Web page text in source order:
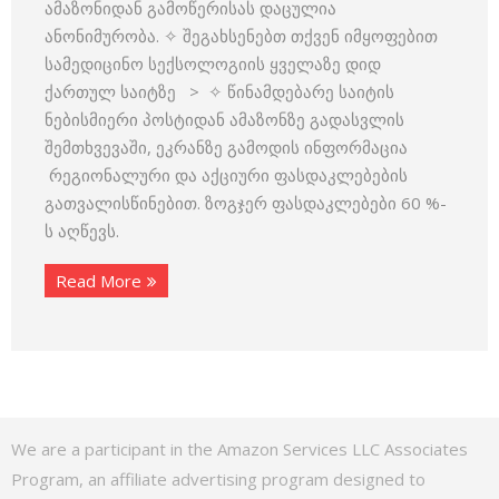
ამაზონიდან გამოწერისას დაცულია
ანონიმურობა. ✧ შეგახსენებთ თქვენ იმყოფებით
სამედიცინო სექსოლოგიის ყველაზე დიდ
ქართულ საიტზე > ✧ წინამდებარე საიტის
ნებისმიერი პოსტიდან ამაზონზე გადასვლის
შემთხვევაში, ეკრანზე გამოდის ინფორმაცია
რეგიონალური და აქციური ფასდაკლებების
გათვალისწინებით. ზოგჯერ ფასდაკლებები 60 %-
ს აღწევს.
Read More
We are a participant in the Amazon Services LLC Associates
Program, an affiliate advertising program designed to